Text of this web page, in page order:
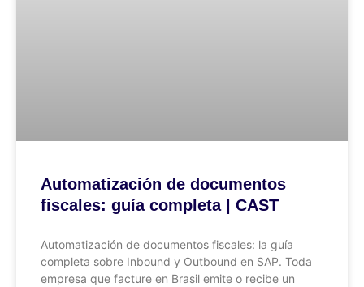
Automatización de documentos
fiscales: guía completa | CAST
Automatización de documentos fiscales: la guía
completa sobre Inbound y Outbound en SAP. Toda
empresa que facture en Brasil emite o recibe un